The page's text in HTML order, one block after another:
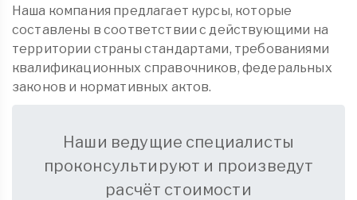
Наша компания предлагает курсы, которые
составлены в соответствии с действующими на
территории страны стандартами, требованиями
квалификационных справочников, федеральных
законов и нормативных актов.
Наши ведущие специалисты
проконсультируют и произведут
расчёт стоимости